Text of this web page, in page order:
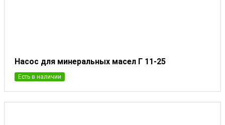
Насос для минеральных масел Г 11-25
Есть в наличии